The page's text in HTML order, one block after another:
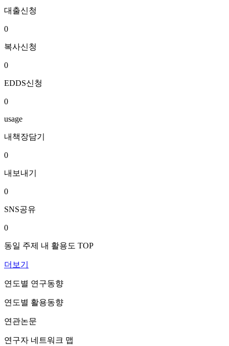
대출신청
0
복사신청
0
EDDS신청
0
usage
내책장담기
0
내보내기
0
SNS공유
0
동일 주제 내 활용도 TOP
더보기
연도별 연구동향
연도별 활용동향
연관논문
연구자 네트워크 맵